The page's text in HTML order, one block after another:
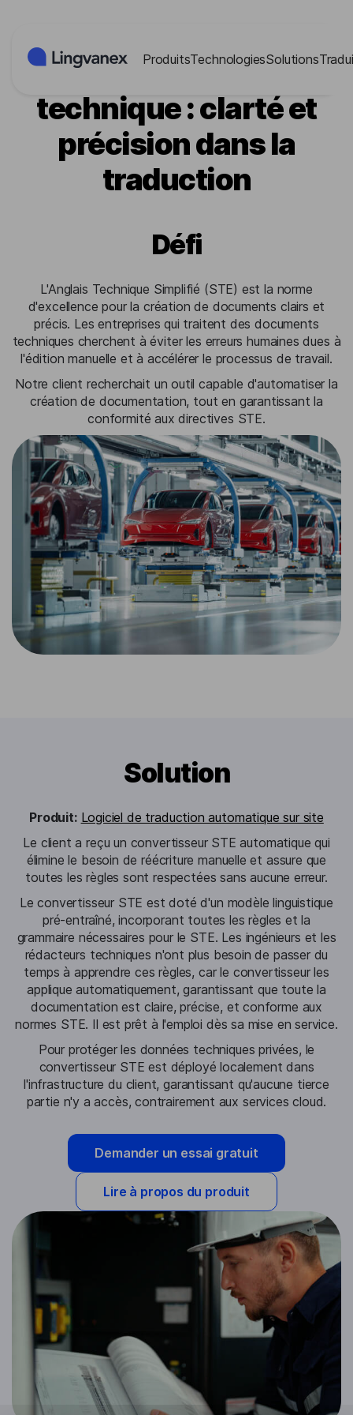
ProduitsTechnologiesSolutions
Documentation
technique : clarté et
précision dans la
traduction
Défi
L'Anglais Technique Simplifié (STE) est la norme
d'excellence pour la création de documents clairs et
précis. Les entreprises qui traitent des documents
techniques cherchent à éviter les erreurs humaines dues à
l'édition manuelle et à accélérer le processus de travail.
Notre client recherchait un outil capable d'automatiser la
création de documentation, tout en garantissant la
conformité aux directives STE.
Solution
Produit: Logiciel de traduction automatique sur site
Le client a reçu un convertisseur STE automatique qui
élimine le besoin de réécriture manuelle et assure que
toutes les règles sont respectées sans aucune erreur.
Le convertisseur STE est doté d'un modèle linguistique
pré-entraîné, incorporant toutes les règles et la
grammaire nécessaires pour le STE. Les ingénieurs et les
rédacteurs techniques n'ont plus besoin de passer du
temps à apprendre ces règles, car le convertisseur les
applique automatiquement, garantissant que toute la
documentation est claire, précise, et conforme aux
normes STE. Il est prêt à l'emploi dès sa mise en service.
Pour protéger les données techniques privées, le
convertisseur STE est déployé localement dans
l'infrastructure du client, garantissant qu'aucune tierce
partie n'y a accès, contrairement aux services cloud.
Demander un essai gratuit
Lire à propos du produit